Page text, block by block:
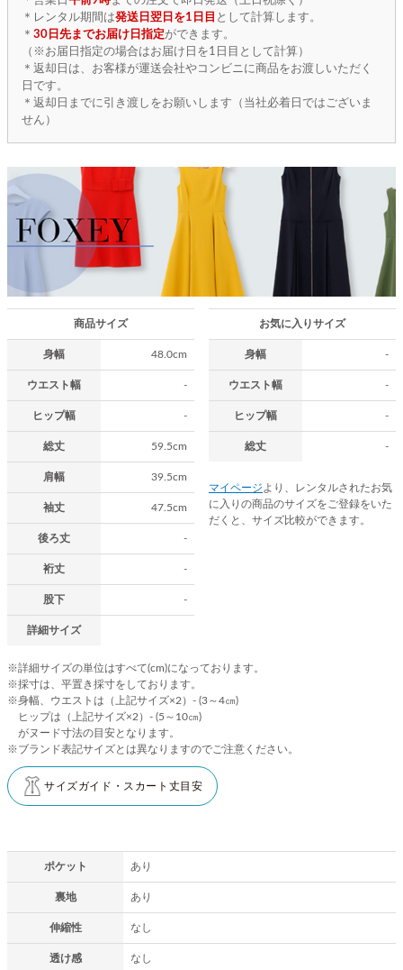
＊レンタル期間は発送日翌日を1日目 として計算します。
＊ 30日先までお届け日指定ができます。
（※お届日指定の場合はお届け日を1日目として計算）
＊返却日は、お客様が運送会社やコンビニに商品をお渡しいただく
日です。
＊返却日までに引き渡しをお願いします（当社必着日ではございま
せん）
商品サイズ
身幅 48.0cm
ウエスト幅 -
ヒップ幅 -
総丈 59.5cm
肩幅 39.5cm
袖丈 47.5cm
後ろ丈 -
裄丈 -
股下 -
詳細サイズ
お気に入りサイズ
身幅 -
ウエスト幅 -
ヒップ幅 -
総丈 -
マイページ より、レンタルされたお気
に入りの商品のサイズをご登録をいた
だくと、サイズ比較ができます。
※詳細サイズの単位はすべて(cm)になっております。
※採寸は、平置き採寸をしております。
※身幅、ウエストは（上記サイズ×2）- (3～4㎝)
ヒップは（上記サイズ×2）- (5～10㎝)
がヌード寸法の目安となります。
※ブランド表記サイズとは異なりますのでご注意ください。
サイズガイド・スカート丈目安
ポケット あり
裏地 あり
伸縮性 なし
透け感 なし